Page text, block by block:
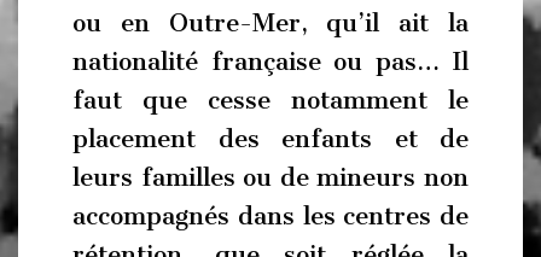
ou en Outre-Mer, qu’il ait la
nationalité française ou pas… Il
faut que cesse notamment le
placement des enfants et de
leurs familles ou de mineurs non
accompagnés dans les centres de